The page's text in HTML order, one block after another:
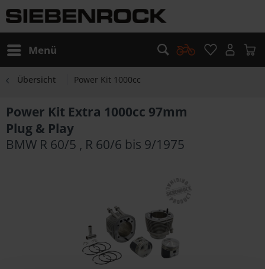
Menü
Übersicht Power Kit 1000cc
Power Kit Extra 1000cc 97mm
Plug & Play
BMW R 60/5 , R 60/6 bis 9/1975